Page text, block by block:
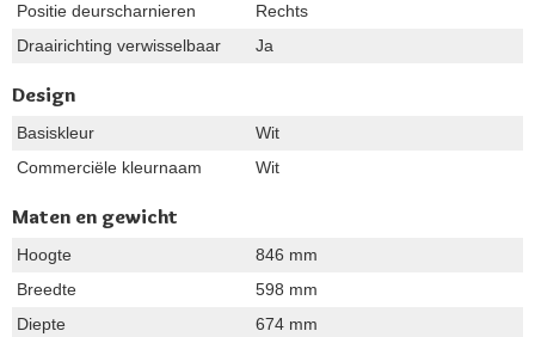
Positie deurscharnieren
Rechts
Draairichting verwisselbaar
Ja
Design
Basiskleur
Wit
Commerciële kleurnaam
Wit
Maten en gewicht
Hoogte
846 mm
Breedte
598 mm
Diepte
674 mm